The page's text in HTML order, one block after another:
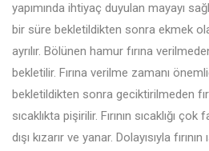
yapımında ihtiyaç duyulan mayayı
bir süre bekletildikten sonra ekmek
ayrılır. Bölünen hamur fırına
bekletilir. Fırına verilme zamanı
bekletildikten sonra geciktirilmeden
sıcaklıkta pişirilir. Fırının sıcaklığı
dışı kızarır ve yanar. Dolayısıyla